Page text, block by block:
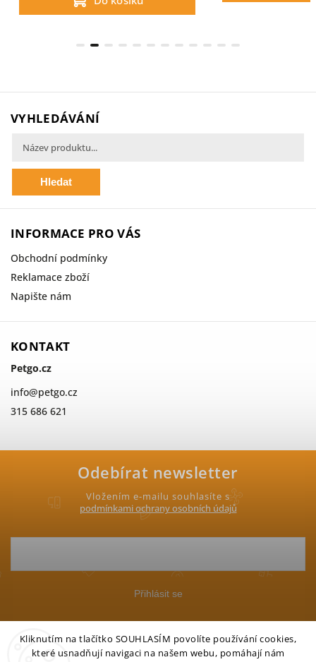
Kliknutím na tlačítko SOUHLASÍM povolíte používání cookies,
které usnadňují navigaci na našem webu, pomáhají nám
Odebírat newsletter
Vložením e-mailu souhlasíte s
podmínkami ochrany osobních údajů
Přihlásit se
VYHLEDÁVÁNÍ
Hledat
INFORMACE PRO VÁS
Obchodní podmínky
Reklamace zboží
Napište nám
KONTAKT
Petgo.cz
info@petgo.cz
315 686 621